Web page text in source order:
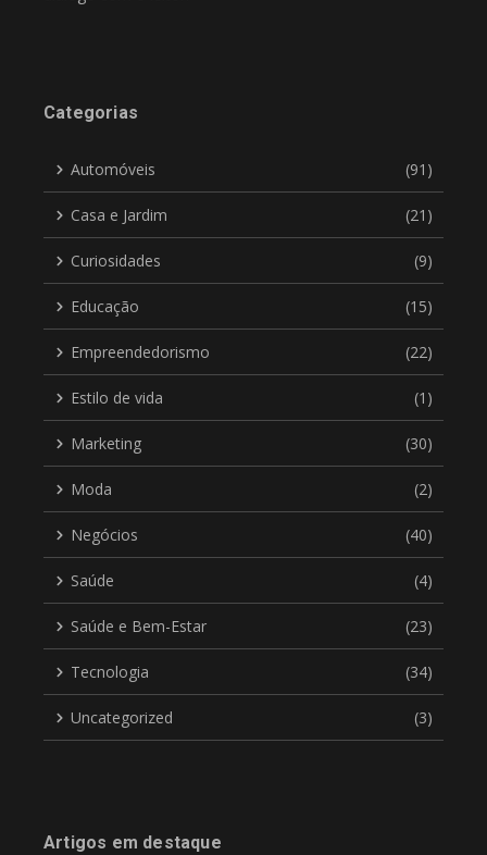
Categorias
Automóveis (91)
Casa e Jardim (21)
Curiosidades (9)
Educação (15)
Empreendedorismo (22)
Estilo de vida (1)
Marketing (30)
Moda (2)
Negócios (40)
Saúde (4)
Saúde e Bem-Estar (23)
Tecnologia (34)
Uncategorized (3)
Artigos em destaque